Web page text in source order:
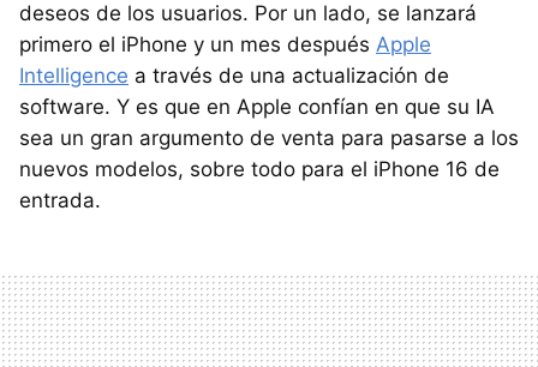
deseos de los usuarios. Por un lado, se lanzará
primero el iPhone y un mes después Apple
Intelligence a través de una actualización de
software. Y es que en Apple confían en que su IA
sea un gran argumento de venta para pasarse a los
nuevos modelos, sobre todo para el iPhone 16 de
entrada.